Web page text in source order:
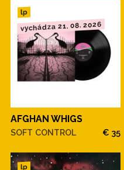
lp
vychádza 21. 08. 2026
AFGHAN WHIGS
SOFT CONTROL € 35
lp